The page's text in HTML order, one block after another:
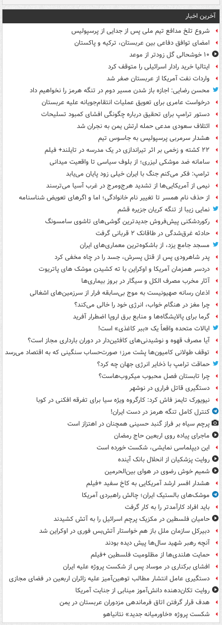
آخرین اخبار
شروع تلخ مدافع تیم ملی پس از جدایی از پرسپولیس
امضای توافق دفاعی بین عربستان، ترکیه و پاکستان
۱۰ خوشحالی گل زودتر از موعد
ایتالیا خرید رادار اسرائیلی را متوقف کرد
واردات نفت آمریکا از عربستان صفر شد
محسن رضایی: اجازه باز شدن مسیر دوم در تنگه هرمز را نخواهیم داد
درخواست عامری برای تعویق عملیات انتقام‌جویانه علیه عربستان
دستور ترامپ برای تحقیق درباره چگونگی افشای کمبود تسلیحات
ائتلاف سعودی مدعی حمله ارتش یمن به نجران شد
هشدار سرمربی پرسپولیس به جاسوس تیم
۲۲ کشته و زخمی بر اثر تیراندازی در یک مدرسه در تایلند+ فیلم
سامانه ضد موشکی لیزری؛ از بلوف سیاسی تا واقعیت میدانی
ترامپ: فکر می‌کنم جنگ با ایران خیلی زود پایان می‌یابد
نیمی از آمریکایی‌ها از تشدید هرج‌ومرج در غرب آسیا می‌ترسند
از حذف نام همسر تا تغییر نام خانوادگی؛ اما و اگرهای تعویض شناسنامه
نمایی زیبا از تنگه کریان جزیره قشم
رکوردشکنی پیش‌فروش جدیدترین گوشی‌های تاشوی سامسونگ
حادثه غرق‌شدگی در طاقانک ۲ قربانی گرفت
مسجد جامع یزد، از باشکوه‌ترین معماری‌های ایران
پدر شاهرودی پس از قتل پسرش، جسد را در چاه مخفی کرد
دردسر همزمان آمریکا و اوکراین با ته کشیدن موشک های پاتریوت
آثار مخرب مصرف الکل و سیگار در بروز بیماری‌ها
اذعان رسانه صهیونیست به موج بی‌سابقه فرار از سرزمین‌های اشغالی
چرا مغز در هنگام خواب، انرژی خود را خالی می‌کند؟
گرما برای پالایشگاه‌ها و منابع برق اروپا اضطرار آفرید
ایالات متحده واقعاً یک «ببر کاغذی» است!
آیا مصرف قهوه و نوشیدنی‌های کافئین‌دار در دوران بارداری مجاز است؟
توقف طولانی کامیون‌ها پشت مرز؛ صورت‌حساب سنگینی که به اقتصاد می‌رسد
حماقت ترامپ با ذخایر انرژی جهان چه کرد؟
چرا تابستان فصل محبوب میکروب‌هاست؟
دستگیری قاتل فراری در نوشهر
نیویورک تایمز فاش کرد: کارگروه ویژه سیا برای تفرقه افکنی در کوبا
کنترل کامل تنگه هرمز در دست ایران!
پرچم سیاه بر فراز گنبد حسینی همچنان در اهتزاز است
ماجرای پیاده روی اربعین حاج رمضان
این دیپلماسی نمایشی، شکست خورده است
روایت پزشکیان از انحلال بانک آینده
شمیم خوش رضوی در هوای بین‌الحرمین
هشدار افسر ارشد آمریکایی به کاخ سفید +فیلم
موشک‌های بالستیک ایران؛ چالش راهبردی آمریکا
باید افراد کارآمدتر را به کار گرفت
حامیان فلسطین در مکزیک پرچم اسرائیل را به آتش کشیدند
دبیرکل سازمان ملل باز هم خواستار آتش‌بس فوری در اوکراین شد
آنچه رهبر شهید سال‌ها پیش دیده بودند
حمایت هلندی‌ها از مظلومیت فلسطین +فیلم
افشای برکناری در موساد پس از شکست پروژه علیه ایران
دستگیری عامل انتشار مطالب توهین‌آمیز علیه زائران اربعین در فضای مجازی
روایت تکان‌دهنده دانش‌آموز مینابی از جنایت آمریکا
هدف قرار گرفتن اتاق‌ فرماندهی مزدوران عربستان در یمن
شکست پروژه «خاورمیانه جدید» نتانیاهو